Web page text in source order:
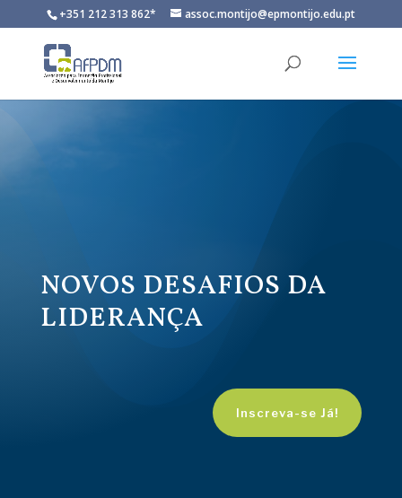
+351 212 313 862* assoc.montijo@epmontijo.edu.pt
NOVOS DESAFIOS DA
LIDERANÇA
Inscreva-se Já!